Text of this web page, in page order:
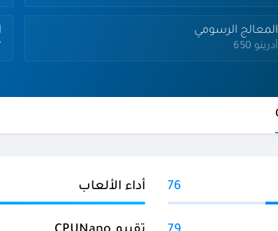
المعالج الرسومي
أدرينو 650 7
76 أداء الألعاب